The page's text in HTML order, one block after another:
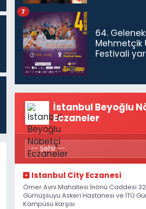
64.
Mehmetçik
Festivali
7
İstanbul Beyoğlu
Eczaneler
Istanbul City Eczanesi
Ömer Avni Mahallesi İnönü Caddesi
Gümüşsuyu Askeri Hastanesi ve İTÜ
Kampüsü karşısı